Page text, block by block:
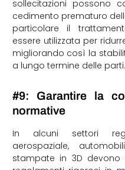
sollecitazioni possono
cedimento prematuro
particolare il
essere utilizzata per
migliorando così la
a lungo termine delle parti.
#9: Garantire la
normative
In alcuni settori
aerospaziale,
stampate in 3D